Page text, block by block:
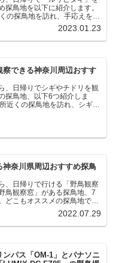
探鳥地を以下に紹介します。
の探鳥地を訪れ、手応えを感
、★ が多いほど観察しやす
と感じた場所です。 北本自然
2023.01.23
察できる神奈川周辺おすす
、日帰りでシギやチドリを観
探鳥地、以下6つ紹介しま
近くの探鳥地を訪れ、シギや
神奈川県周辺おすすめ探鳥
、日帰りで行ける「野鳥観察
鳥観察窓」がある探鳥地、7
どこもオススメの探鳥地で
ると、野山にいる野鳥、海や
れ違う観察になりました。街
ける...
2022.07.29
ンパス「OM-1」とパナソニ